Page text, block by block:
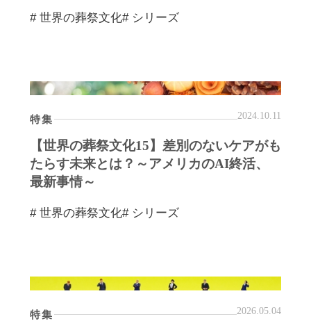
# 世界の葬祭文化# シリーズ
特集 2024.10.11
【世界の葬祭文化15】差別のないケアがも
たらす未来とは？～アメリカのAI終活、
最新事情～
# 世界の葬祭文化# シリーズ
特集 2026.05.04